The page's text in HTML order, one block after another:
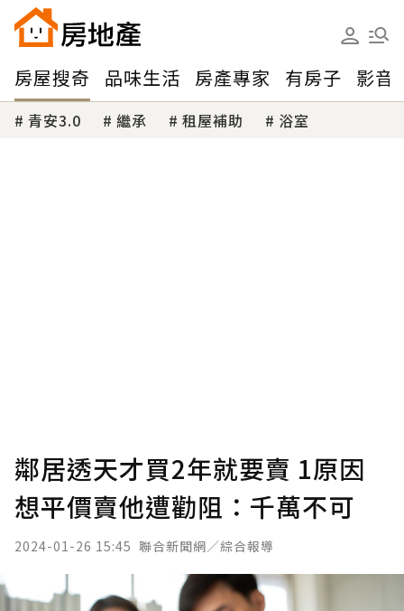
房屋搜奇 品味生活 房產專家 有房子 影音
青安3.0 繼承 租屋補助 浴室
鄰居透天才買2年就要賣 1原因
想平價賣他遭勸阻：千萬不可
2024-01-26 15:45 聯合新聞網／綜合報導